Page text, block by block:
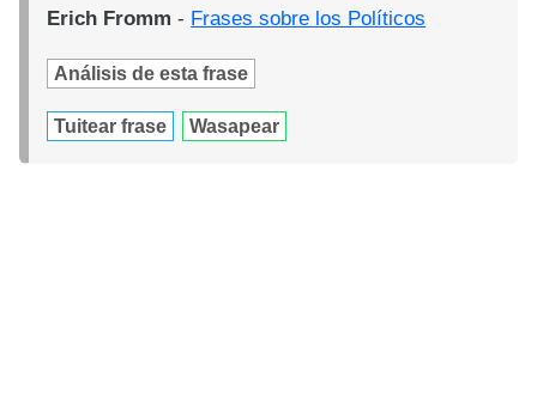
Erich Fromm - Frases sobre los Políticos
Análisis de esta frase
Tuitear frase Wasapear